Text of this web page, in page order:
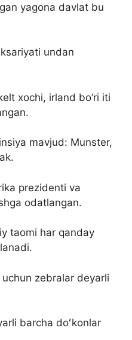
yagona davlat bu
undan
xochi, irland bo’ri iti
mavjud: Munster,
prezidenti va
odatlangan.
taomi har qanday
zebralar deyarli
barcha doʻkonlar